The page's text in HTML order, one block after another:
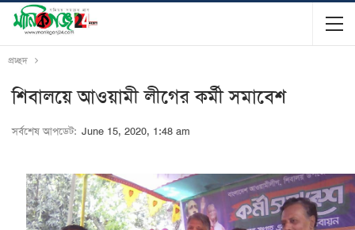
প্রচ্ছদ
শিবালয়ে আওয়ামী লীগের কর্মী সমাবেশ
সর্বশেষ আপডেট: June 15, 2020, 1:48 am